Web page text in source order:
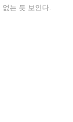
없는 듯 보인다.